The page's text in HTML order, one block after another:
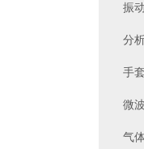
振
分
手
微
气